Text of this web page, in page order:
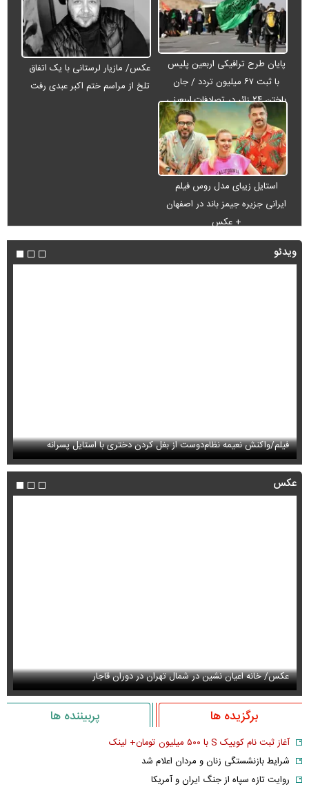
پایان طرح ترافیکی اربعین پلیس
با ثبت ۶۷ میلیون تردد / جان
باختن ۲۴ زائر در تصادفات اربعینی
عکس/ مازیار لرستانی با یک اتفاق
تلخ از مراسم ختم اکبر عبدی رفت
استایل زیبای مدل روس فیلم
ایرانی جزیره جیمز باند در اصفهان
+ عکس
ویدئو
فیلم/واکنش نعیمه نظام‌دوست از بغل کردن دختری با استایل پسرانه
عکس
عکس/ خانه اعیان نشین در شمال تهران در دوران قاجار
برگزیده ها پربیننده ها
آغاز ثبت نام کوییک S با ۵۰۰ میلیون تومان+ لینک
شرایط بازنشستگی زنان و مردان اعلام شد
روایت تازه سپاه از جنگ ایران و آمریکا